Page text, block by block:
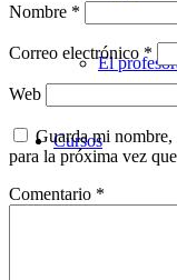
El
Cursos
Nombre *
Correo electrónico *
Web
Guarda mi
para la próxima vez
Comentario *